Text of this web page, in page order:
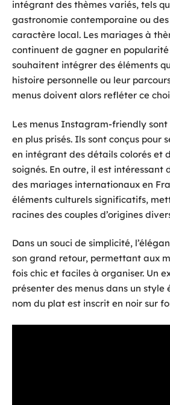
intégrant des thèmes variés, tels
gastronomie contemporaine ou
caractère local. Les mariages à
continuent de gagner en popularité
souhaitent intégrer des éléments
histoire personnelle ou leur
menus doivent alors refléter ce
Les menus Instagram-friendly
en plus prisés. Ils sont conçus pour
en intégrant des détails colorés et
soignés. En outre, il est intéressant
des mariages internationaux en
éléments culturels significatifs,
racines des couples d’origines
Dans un souci de simplicité,
son grand retour, permettant aux
fois chic et faciles à organiser. Un
présenter des menus dans un style
nom du plat est inscrit en noir sur